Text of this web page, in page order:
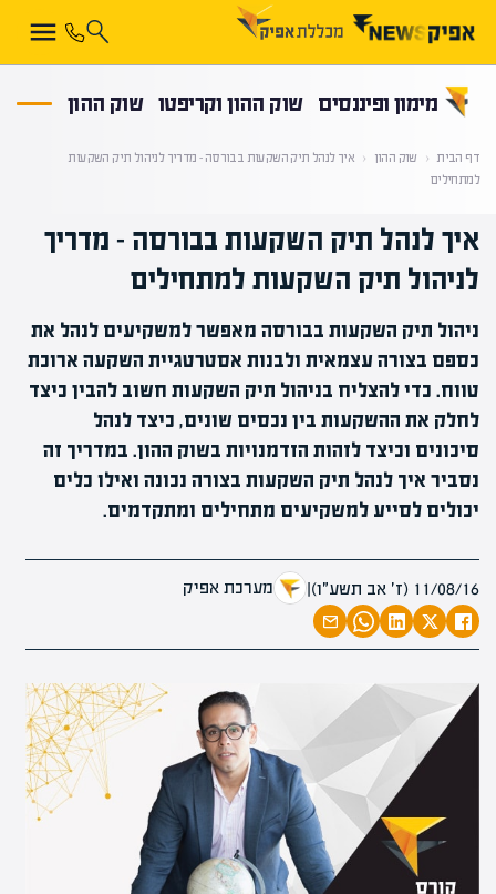
מימון ופיננסים שוק ההון וקריפטו שוק ההון
דף הבית ‹ שוק ההון ‹ איך לנהל תיק השקעות בבורסה – מדריך לניהול תיק השקעות
למתחילים
איך לנהל תיק השקעות בבורסה – מדריך
לניהול תיק השקעות למתחילים
ניהול תיק השקעות בבורסה מאפשר למשקיעים לנהל את
כספם בצורה עצמאית ולבנות אסטרטגיית השקעה ארוכת
טווח. כדי להצליח בניהול תיק השקעות חשוב להבין כיצד
לחלק את ההשקעות בין נכסים שונים, כיצד לנהל
סיכונים וכיצד לזהות הזדמנויות בשוק ההון. במדריך זה
נסביר איך לנהל תיק השקעות בצורה נכונה ואילו כלים
יכולים לסייע למשקיעים מתחילים ומתקדמים.
11/08/16 (ז׳ אב תשע״ו) | מערכת אפיק